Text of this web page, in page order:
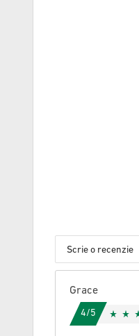
Scrie o recenzie
Grace
4/5